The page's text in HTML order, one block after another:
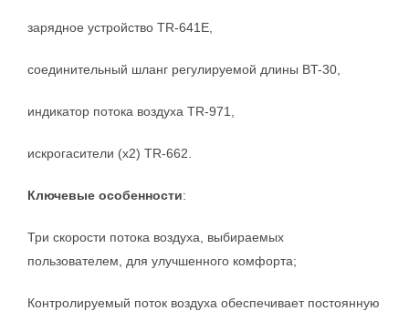
зарядное устройство TR-641E,
соединительный шланг регулируемой длины BT-30,
индикатор потока воздуха TR-971,
искрогасители (x2) TR-662.
Ключевые особенности:
Три скорости потока воздуха, выбираемых
пользователем, для улучшенного комфорта;
Контролируемый поток воздуха обеспечивает постоянную